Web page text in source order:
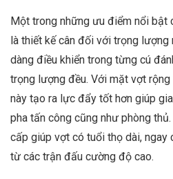
Một trong những ưu điểm nổi bật
là thiết kế cân đối với trọng
dàng điều khiển trong từng cú
trọng lượng đều. Với mặt vợt
này tạo ra lực đẩy tốt hơn giúp
pha tấn công cũng như phòng
cấp giúp vợt có tuổi thọ dài, ngay
từ các trận đấu cường độ cao.